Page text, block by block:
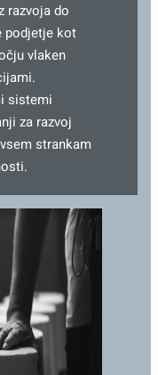
razvoja do
podjetje kot
vlaken
sistemi
za razvoj
strankam